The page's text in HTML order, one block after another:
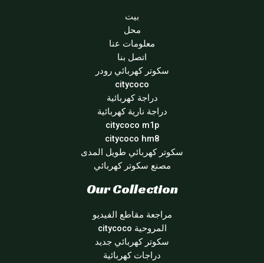
بيت
محل
معلومات عنا
اتصل بنا
سكوتر كهربائي رودر
citycoco
دراجة كهربائية
دراجة نارية كهربائية
citycoco m1p
citycoco hm8
سكوتر كهربائي طويل المدى
مصنع سكوتر كهربائي
Our Collection
مراجعة مقاطع الفيديو
المروحية citycoco
سكوتر كهربائي جديد
دراجات كهربائية